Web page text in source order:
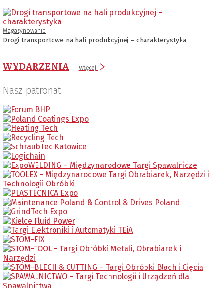
Magazynowanie
Drogi transportowe na hali produkcyjnej – charakterystyka
WYDARZENIA więcej
Nasz patronat